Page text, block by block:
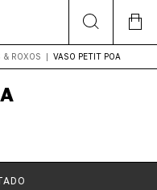
& ROXOS | VASO PETIT POA